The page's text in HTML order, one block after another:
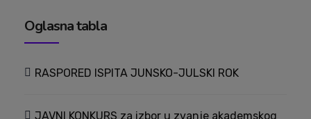
Oglasna tabla
RASPORED ISPITA JUNSKO-JULSKI ROK
JAVNI KONKURS za izbor u zvanje akademskog